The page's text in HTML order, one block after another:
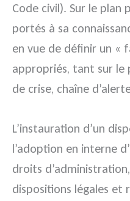
Code civil). Sur le plan
portés à sa
en vue de définir un «
appropriés, tant sur le
de crise, chaîne
L’instauration d’un
l’adoption en interne
droits
dispositions légales et